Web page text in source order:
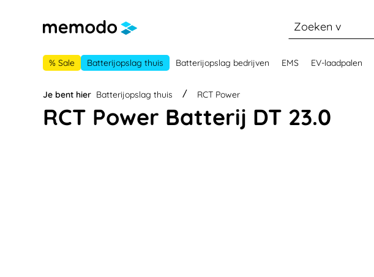
% Sale Batterijopslag thuis Batterijopslag bedrijven EMS EV-laadpalen
Je bent hier Batterijopslag thuis RCT Power
RCT Power Batterij DT 23.0